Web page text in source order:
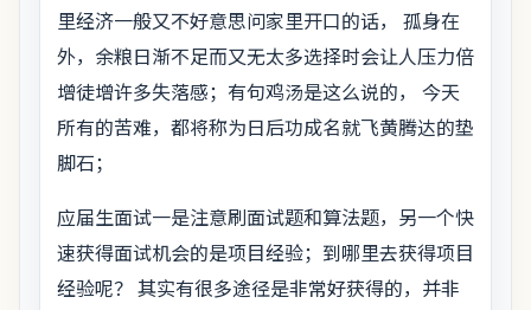
里经济一般又不好意思问家里开口的话， 孤身在
外，余粮日渐不足而又无太多选择时会让人压力倍
增徒增许多失落感；有句鸡汤是这么说的， 今天
所有的苦难，都将称为日后功成名就飞黄腾达的垫
脚石；
应届生面试一是注意刷面试题和算法题，另一个快
速获得面试机会的是项目经验；到哪里去获得项目
经验呢？ 其实有很多途径是非常好获得的，并非